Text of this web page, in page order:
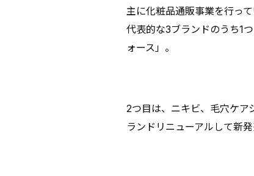
主に化粧品通販事業を行って
代表的な3ブランドのうち1
ォース」。
2つ目は、ニキビ、毛穴ケ
ランドリニューアルして新発